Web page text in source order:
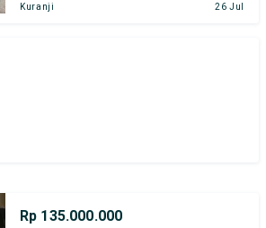
Kuranji 26 Jul
Rp 135.000.000